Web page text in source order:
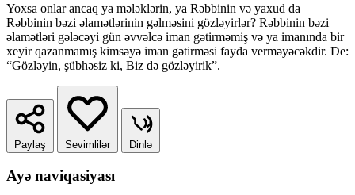
Yoxsa onlar ancaq ya mələklərin, ya Rəbbinin və yaxud da
Rəbbinin bəzi əlamətlərinin gəlməsini gözləyirlər? Rəbbinin bəzi
əlamətləri gələcəyi gün əvvəlcə iman gətirməmiş və ya imanında bir
xeyir qazanmamış kimsəyə iman gətirməsi fayda verməyəcəkdir. De:
“Gözləyin, şübhəsiz ki, Biz də gözləyirik”.
Paylaş Sevimlilər Dinlə
Ayə naviqasiyası